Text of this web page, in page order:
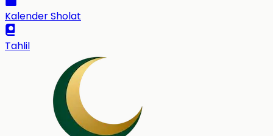
Kalender Sholat
Tahlil